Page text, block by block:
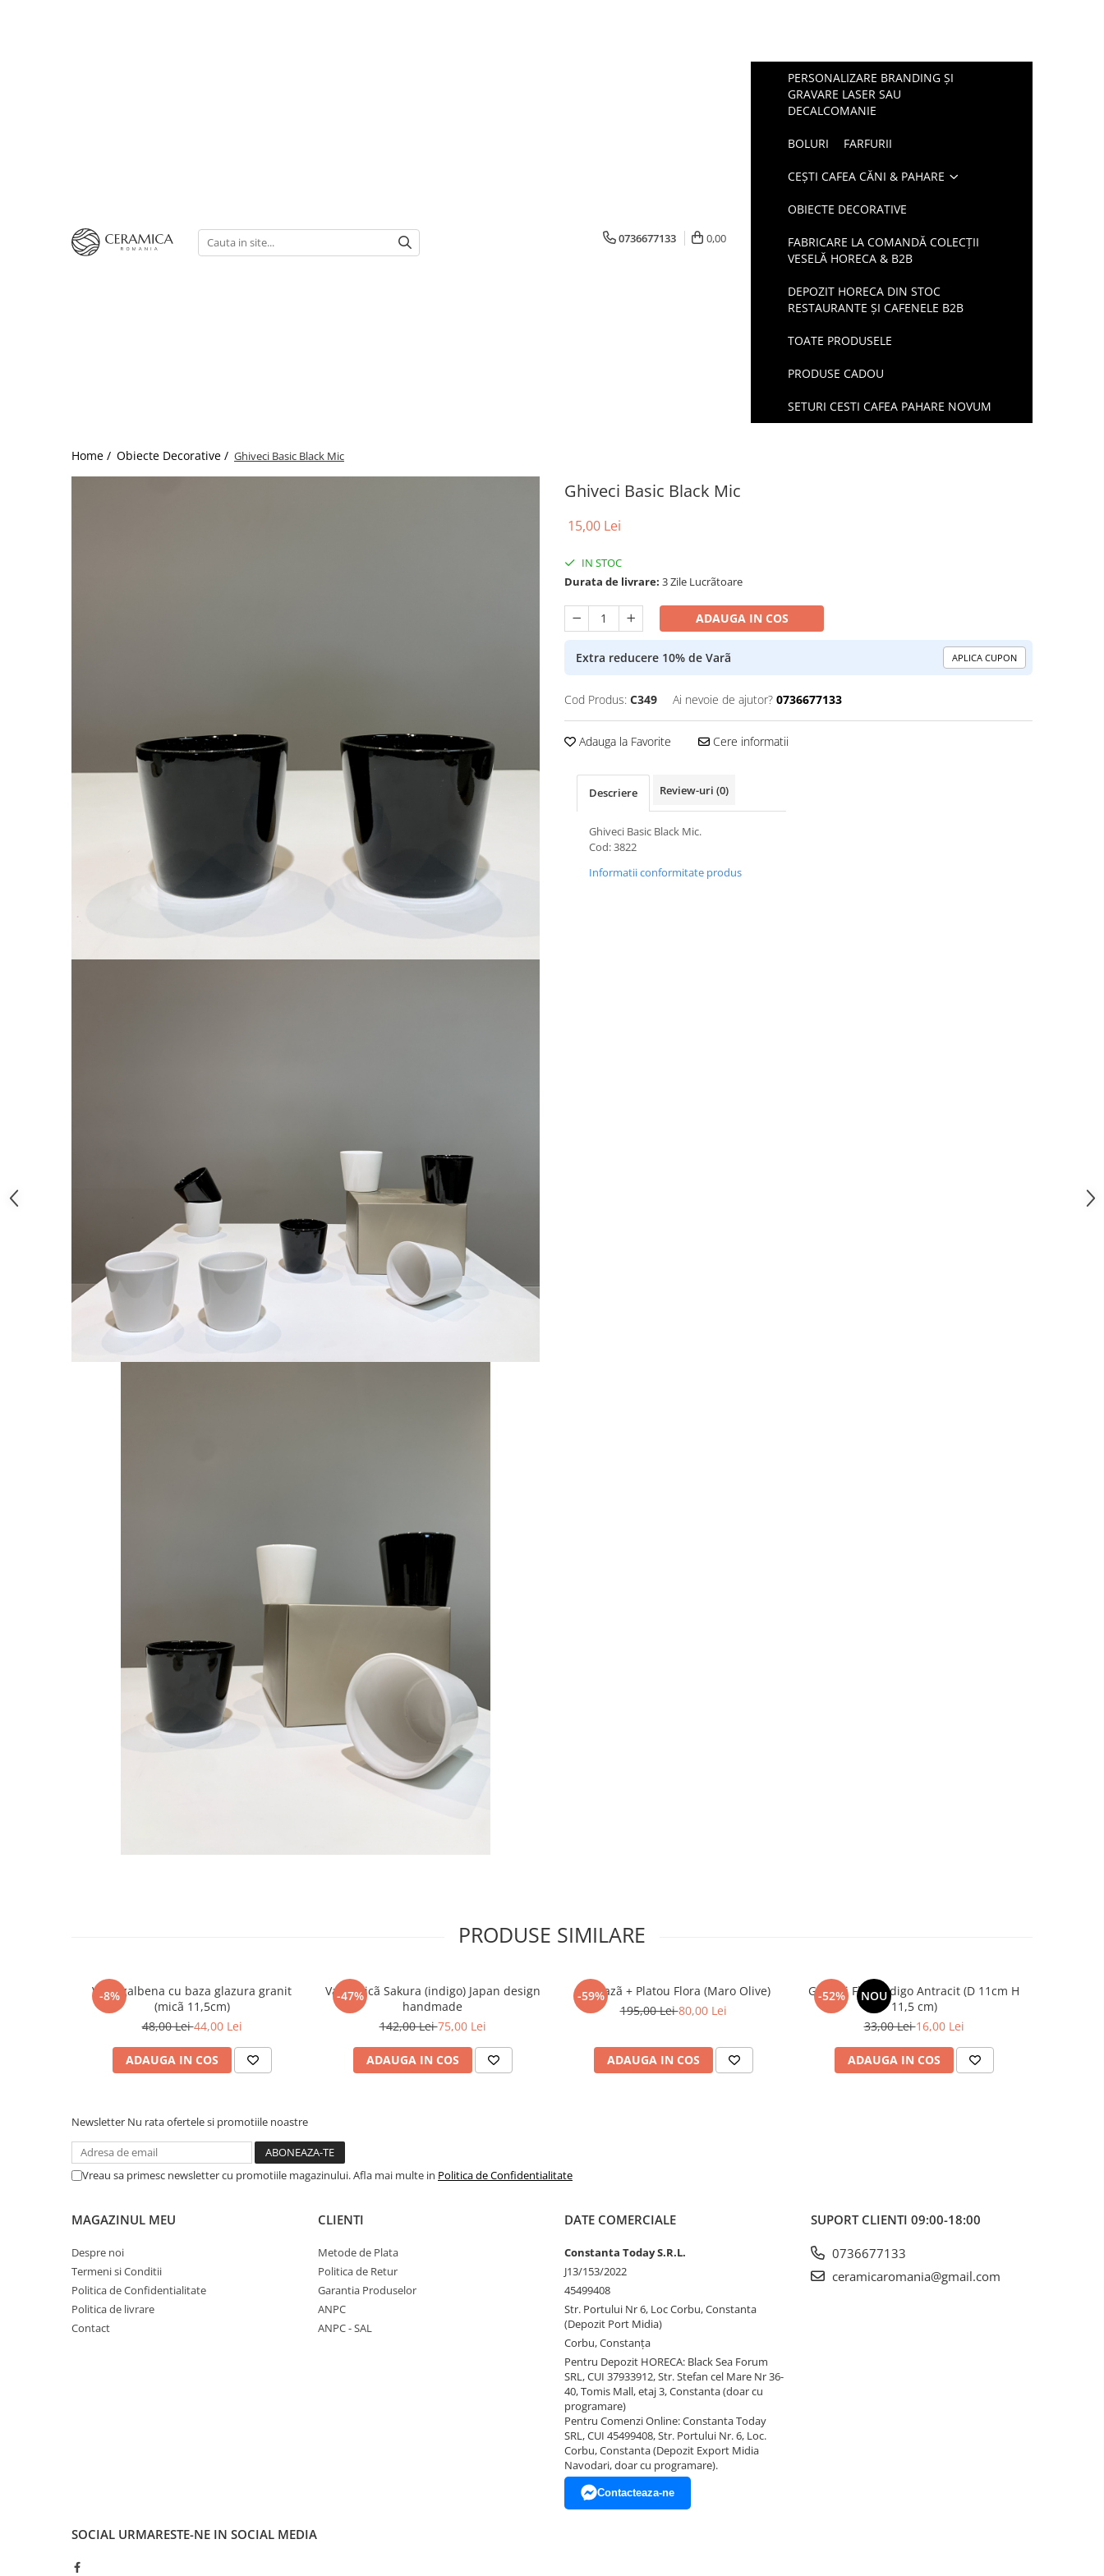
0736677133 0,00
PERSONALIZARE BRANDING ȘI
GRAVARE LASER SAU
DECALCOMANIE
BOLURI FARFURII
CEȘTI CAFEA CĂNI & PAHARE
OBIECTE DECORATIVE
FABRICARE LA COMANDĂ COLECȚII
VESELĂ HORECA & B2B
DEPOZIT HORECA DIN STOC
RESTAURANTE ȘI CAFENELE B2B
TOATE PRODUSELE
PRODUSE CADOU
SETURI CESTI CAFEA PAHARE NOVUM
Home / Obiecte Decorative / Ghiveci Basic Black Mic
Ghiveci Basic Black Mic
15,00 Lei
IN STOC
Durata de livrare: 3 Zile Lucrãtoare
ADAUGA IN COS
Extra reducere 10% de Varã APLICA CUPON
Cod Produs: C349 Ai nevoie de ajutor? 0736677133
Adauga la Favorite Cere informatii
Descriere Review-uri (0)
Ghiveci Basic Black Mic.
Cod: 3822
Informatii conformitate produs
PRODUSE SIMILARE
-8%
Vaza galbena cu baza glazura granit
(micã 11,5cm)
48,00 Lei44,00 Lei
ADAUGA IN COS
-47%
Vazã Micã Sakura (indigo) Japan design
handmade
142,00 Lei75,00 Lei
ADAUGA IN COS
-59%
Set Vazã + Platou Flora (Maro Olive)
195,00 Lei80,00 Lei
ADAUGA IN COS
-52% NOU
Ghiveci Flori Indigo Antracit (D 11cm H
11,5 cm)
33,00 Lei16,00 Lei
ADAUGA IN COS
Newsletter Nu rata ofertele si promotiile noastre
Vreau sa primesc newsletter cu promotiile magazinului. Afla mai multe in Politica de Confidentialitate
MAGAZINUL MEU
Despre noi
Termeni si Conditii
Politica de Confidentialitate
Politica de livrare
Contact
CLIENTI
Metode de Plata
Politica de Retur
Garantia Produselor
ANPC
ANPC - SAL
DATE COMERCIALE
Constanta Today S.R.L.
J13/153/2022
45499408
Str. Portului Nr 6, Loc Corbu, Constanta
(Depozit Port Midia)
Corbu, Constanţa
Pentru Depozit HORECA: Black Sea Forum
SRL, CUI 37933912, Str. Stefan cel Mare Nr 36-
40, Tomis Mall, etaj 3, Constanta (doar cu
programare)
Pentru Comenzi Online: Constanta Today
SRL, CUI 45499408, Str. Portului Nr. 6, Loc.
Corbu, Constanta (Depozit Export Midia
Navodari, doar cu programare).
Contacteaza-ne
SUPORT CLIENTI 09:00-18:00
0736677133
ceramicaromania@gmail.com
SOCIAL URMARESTE-NE IN SOCIAL MEDIA